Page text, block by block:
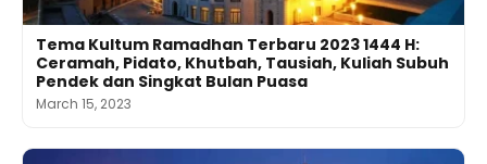
Tema Kultum Ramadhan Terbaru 2023 1444 H:
Ceramah, Pidato, Khutbah, Tausiah, Kuliah Subuh
Pendek dan Singkat Bulan Puasa
March 15, 2023